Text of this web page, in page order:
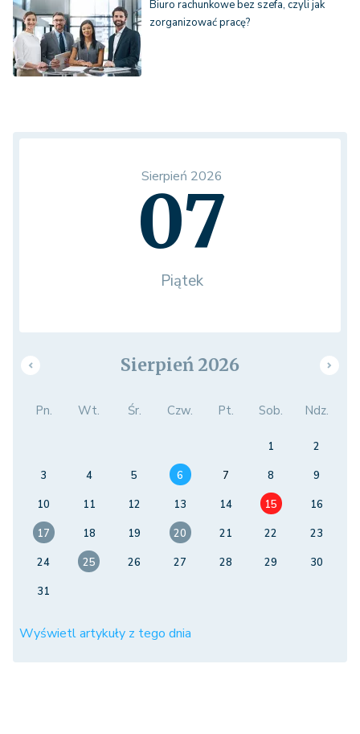
Biuro rachunkowe bez szefa, czyli jak
zorganizować pracę?
Sierpień 2026
07
Piątek
Sierpień 2026
Pn. Wt. Śr. Czw. Pt. Sob. Ndz.
1
2
3
4 5 6 7 8
9
10
11 12 13 14 15
16
17
18 19 20 21 22
23
24
25 26 27 28 29
30
31
Wyświetl artykuły z tego dnia